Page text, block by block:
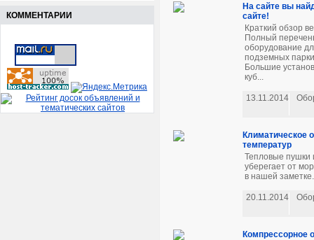
На сайте вы
сайте!
Краткий обзор
Полный
оборудование
подземных
Большие
куб...
13.11.2014
Климатическое
температур
Тепловые пушки
уберегает от
в нашей
20.11.2014
Компрессорное
КОММЕНТАРИИ